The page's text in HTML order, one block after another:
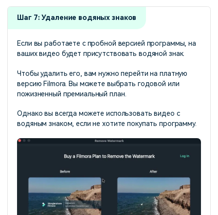
Шаг 7: Удаление водяных знаков
Если вы работаете с пробной версией программы, на
ваших видео будет присутствовать водяной знак.
Чтобы удалить его, вам нужно перейти на платную
версию Filmora. Вы можете выбрать годовой или
пожизненный премиальный план.
Однако вы всегда можете использовать видео с
водяным знаком, если не хотите покупать программу.